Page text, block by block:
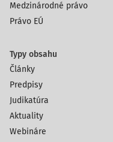
Medzinárodné právo
Právo EÚ
Typy obsahu
Články
Predpisy
Judikatúra
Aktuality
Webináre